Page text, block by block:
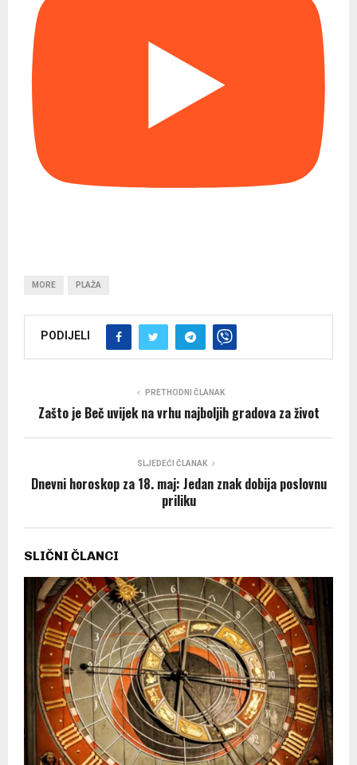
MORE PLAŽA
PODIJELI
PRETHODNI ČLANAK
Zašto je Beč uvijek na vrhu najboljih gradova za život
SLJEDEĆI ČLANAK
Dnevni horoskop za 18. maj: Jedan znak dobija poslovnu
priliku
SLIČNI ČLANCI